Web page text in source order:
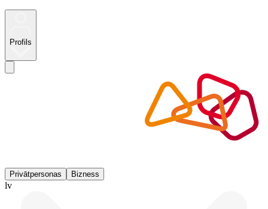
Profils
Privātpersonas Bizness
lv